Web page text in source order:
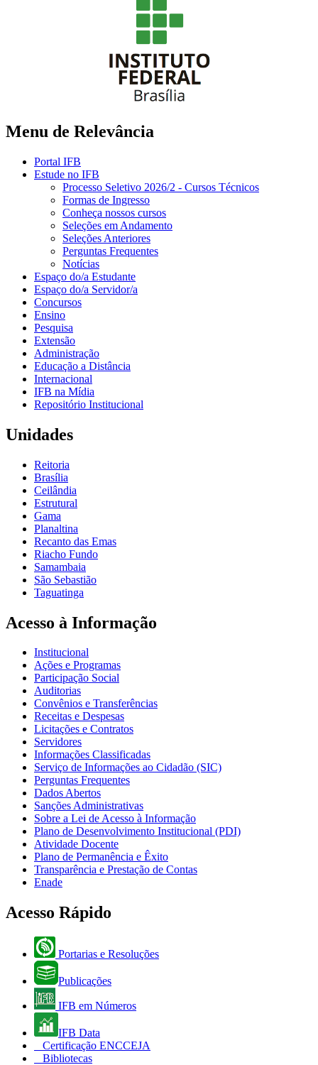
Menu de Relevância
Portal IFB
Estude no IFB
Processo Seletivo 2026/2 - Cursos Técnicos
Formas de Ingresso
Conheça nossos cursos
Seleções em Andamento
Seleções Anteriores
Perguntas Frequentes
Notícias
Espaço do/a Estudante
Espaço do/a Servidor/a
Concursos
Ensino
Pesquisa
Extensão
Administração
Educação a Distância
Internacional
IFB na Mídia
Repositório Institucional
Unidades
Reitoria
Brasília
Ceilândia
Estrutural
Gama
Planaltina
Recanto das Emas
Riacho Fundo
Samambaia
São Sebastião
Taguatinga
Acesso à Informação
Institucional
Ações e Programas
Participação Social
Auditorias
Convênios e Transferências
Receitas e Despesas
Licitações e Contratos
Servidores
Informações Classificadas
Serviço de Informações ao Cidadão (SIC)
Perguntas Frequentes
Dados Abertos
Sanções Administrativas
Sobre a Lei de Acesso à Informação
Plano de Desenvolvimento Institucional (PDI)
Atividade Docente
Plano de Permanência e Êxito
Transparência e Prestação de Contas
Enade
Acesso Rápido
Portarias e Resoluções
Publicações
IFB em Números
IFB Data
Certificação ENCCEJA
Bibliotecas